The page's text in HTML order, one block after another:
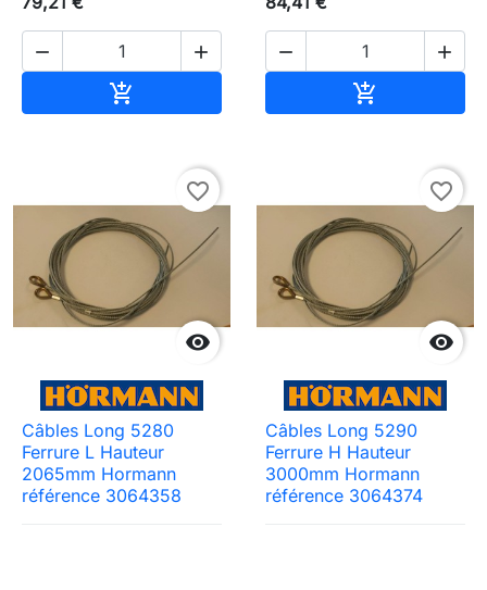
 

 


favorite_border
Câbles Long 5280
Ferrure L Hauteur
2065mm Hormann
référence 3064358

favorite_border
Câbles Long 5290
Ferrure H Hauteur
3000mm Hormann
référence 3064374